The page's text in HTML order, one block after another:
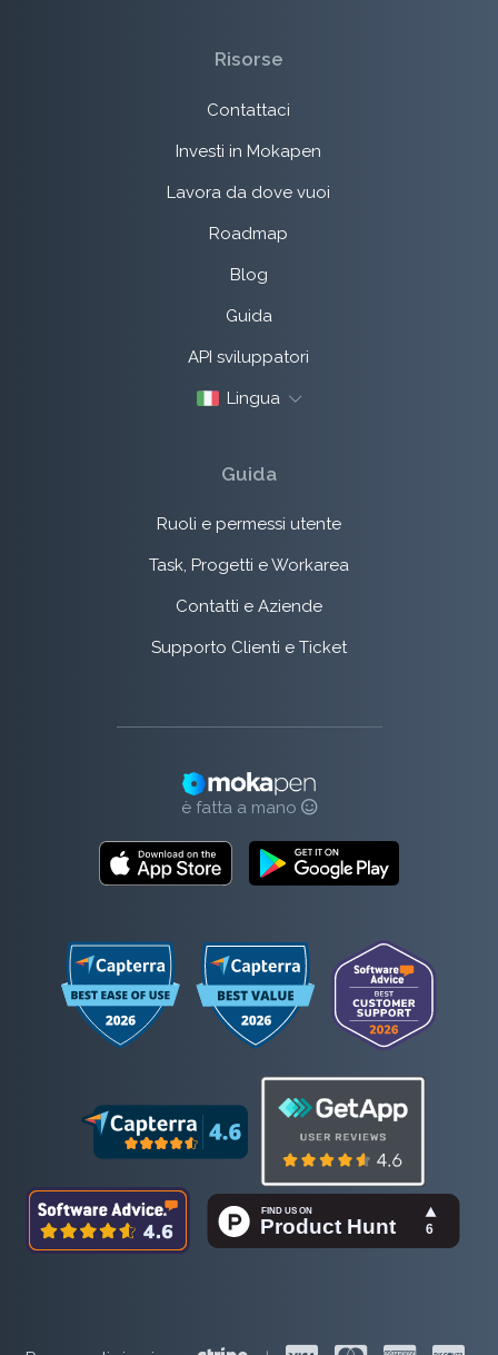
Risorse
Contattaci
Investi in Mokapen
Lavora da dove vuoi
Roadmap
Blog
Guida
API sviluppatori
Lingua
Guida
Ruoli e permessi utente
Task, Progetti e Workarea
Contatti e Aziende
Supporto Clienti e Ticket
è fatta a mano